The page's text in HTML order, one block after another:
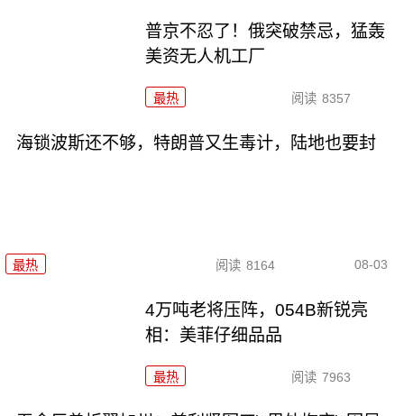
普京不忍了！俄突破禁忌，猛轰
美资无人机工厂
最热 阅读 8357
海锁波斯还不够，特朗普又生毒计，陆地也要封
最热 阅读 8164 08-03
4万吨老将压阵，054B新锐亮
相：美菲仔细品品
最热 阅读 7963